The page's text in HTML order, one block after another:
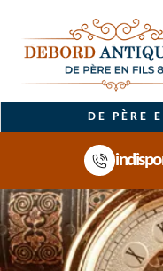
DE PÈRE